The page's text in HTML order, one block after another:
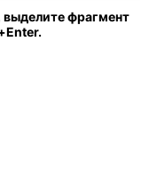
фрагмент